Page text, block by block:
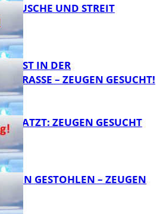
UND STREIT
IN DER
– ZEUGEN GESUCHT!
ZEUGEN GESUCHT
GESTOHLEN – ZEUGEN